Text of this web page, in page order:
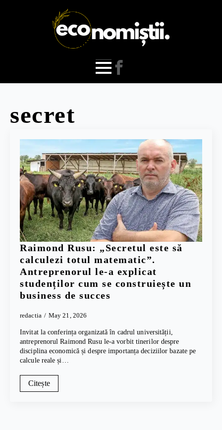
secret
Raimond Rusu: „Secretul este să
calculezi totul matematic”.
Antreprenorul le-a explicat
studenților cum se construiește un
business de succes
redactia May 21, 2026
Invitat la conferința organizată în cadrul universității,
antreprenorul Raimond Rusu le-a vorbit tinerilor despre
disciplina economică și despre importanța deciziilor bazate pe
calcule reale și…
Citește